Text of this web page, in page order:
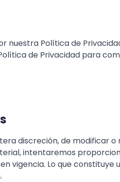
nuestra Política de
de Privacidad para
discreción, de modificar
intentaremos
vigencia. Lo que